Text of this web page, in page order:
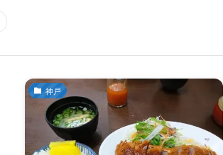
神戸